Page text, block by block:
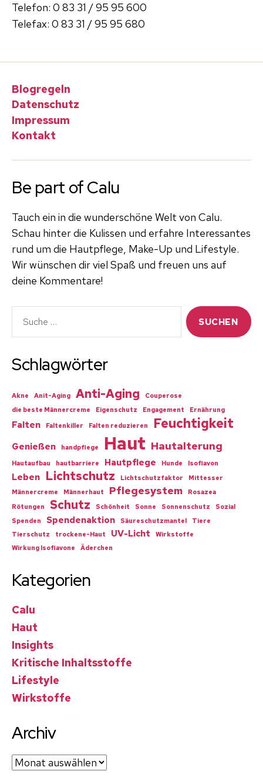
Telefon: 0 83 31 / 95 95 600
Telefax: 0 83 31 / 95 95 680
Blogregeln
Datenschutz
Impressum
Kontakt
Be part of Calu
Tauch ein in die wunderschöne Welt von Calu.
Schau hinter die Kulissen und erfahre Interessantes
rund um die Hautpflege, Make-Up und Lifestyle.
Wir wünschen dir viel Spaß und freuen uns auf
deine Kommentare!
nach:
Schlagwörter
Akne Anit-Aging Anti-Aging
Couperose
die beste Männercreme
Eigenschutz Engagement Ernährung
Falten Faltenkiller Falten reduzieren Feuchtigkeit
Genießen handpflege Haut Hautalterung
Hautaufbau hautbarriere Hautpflege Hunde Isoflavon
Leben Lichtschutz Lichtschutzfaktor
Mittesser
Männercreme
Männerhaut Pflegesystem
Rosazea
Rötungen
Schutz Schönheit Sonne Sonnenschutz
Sozial
Spenden
Spendenaktion Säureschutzmantel
Tiere
Tierschutz
trockene-Haut UV-Licht
Wirkstoffe
Wirkung Isoflavone
Äderchen
Kategorien
Calu
Haut
Insights
Kritische Inhaltsstoffe
Lifestyle
Wirkstoffe
Archiv
Archiv